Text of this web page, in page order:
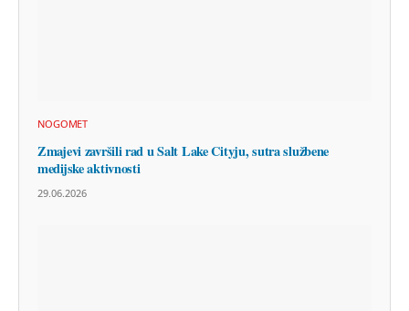
NOGOMET
Zmajevi završili rad u Salt Lake Cityju, sutra službene
medijske aktivnosti
29.06.2026